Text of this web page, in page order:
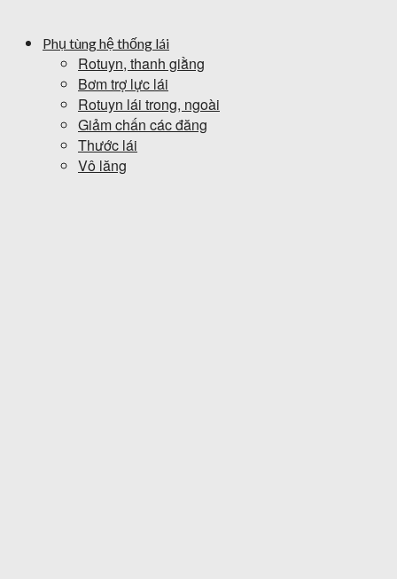
Phụ tùng hệ thống lái
Rotuyn, thanh giằng
Bơm trợ lực lái
Rotuyn lái trong, ngoài
Giảm chấn các đăng
Thước lái
Vô lăng